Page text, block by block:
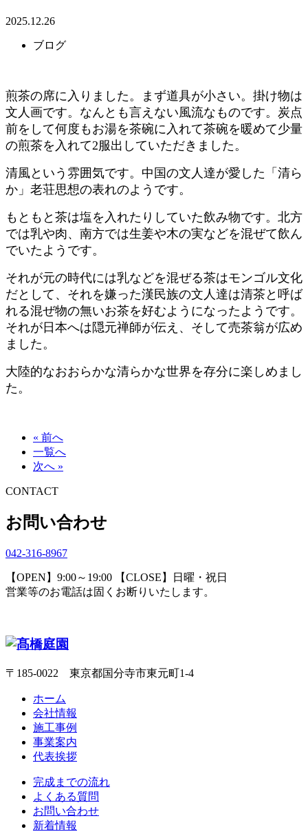
2025.12.26
ブログ
煎茶の席に入りました。まず道具が小さい。掛け物は
文人画です。なんとも言えない風流なものです。炭点
前をして何度もお湯を茶碗に入れて茶碗を暖めて少量
の煎茶を入れて2服出していただきました。
清風という雰囲気です。中国の文人達が愛した「清ら
か」老荘思想の表れのようです。
もともと茶は塩を入れたりしていた飲み物です。北方
では乳や肉、南方では生姜や木の実などを混ぜて飲ん
でいたようです。
それが元の時代には乳などを混ぜる茶はモンゴル文化
だとして、それを嫌った漢民族の文人達は清茶と呼ば
れる混ぜ物の無いお茶を好むようになったようです。
それが日本へは隠元禅師が伝え、そして売茶翁が広め
ました。
大陸的なおおらかな清らかな世界を存分に楽しめまし
た。
« 前へ
一覧へ
次へ »
CONTACT
お問い合わせ
042-316-8967
【OPEN】9:00～19:00 【CLOSE】日曜・祝日
営業等のお電話は固くお断りいたします。
〒185-0022 東京都国分寺市東元町1-4
ホーム
会社情報
施工事例
事業案内
代表挨拶
完成までの流れ
よくある質問
お問い合わせ
新着情報